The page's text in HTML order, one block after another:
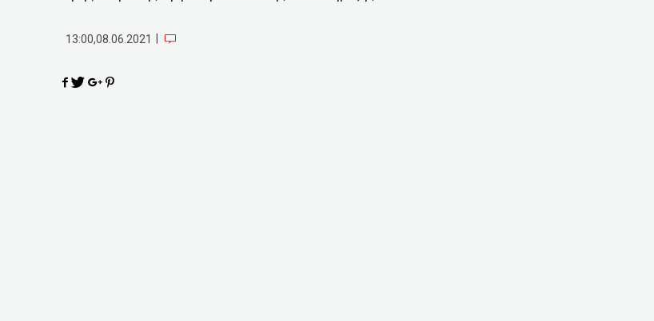
13:00,08.06.2021